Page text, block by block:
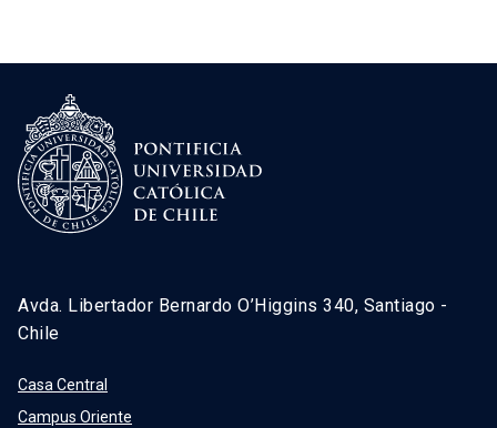
Avda. Libertador Bernardo O’Higgins 340, Santiago -
Chile
Casa Central
Campus Oriente